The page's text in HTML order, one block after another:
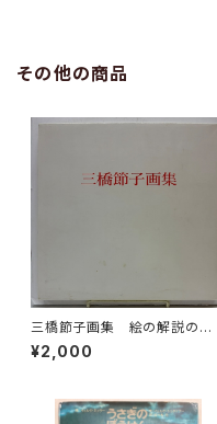
その他の商品
三橋節子画集 絵の解説の鈴
木靖将による手書きの識語 19
92年 どくだみ会
¥2,000